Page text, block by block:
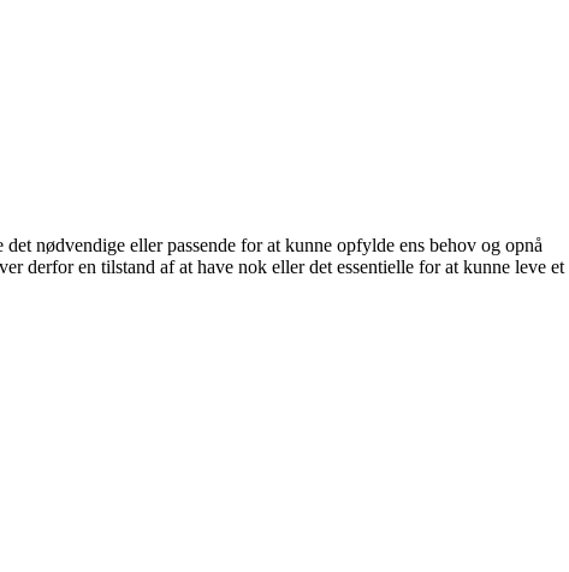
nødvendige eller passende for at kunne opfylde ens behov og opnå
derfor en tilstand af at have nok eller det essentielle for at kunne leve et